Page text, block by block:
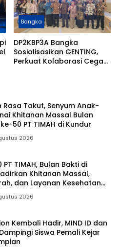
Bangka
DP2KBP3A Bangka
Sosialisasikan GENTING,
Perkuat Kolaborasi Cegah
Rasa Takut, Senyum Anak-
Khitanan Massal Bulan
50 PT TIMAH di Kundur
2026
PT TIMAH, Bulan Bakti di
Khitanan Massal,
dan Layanan Kesehatan
2026
Kembali Hadir, MIND ID dan
Siswa Pemali Kejar